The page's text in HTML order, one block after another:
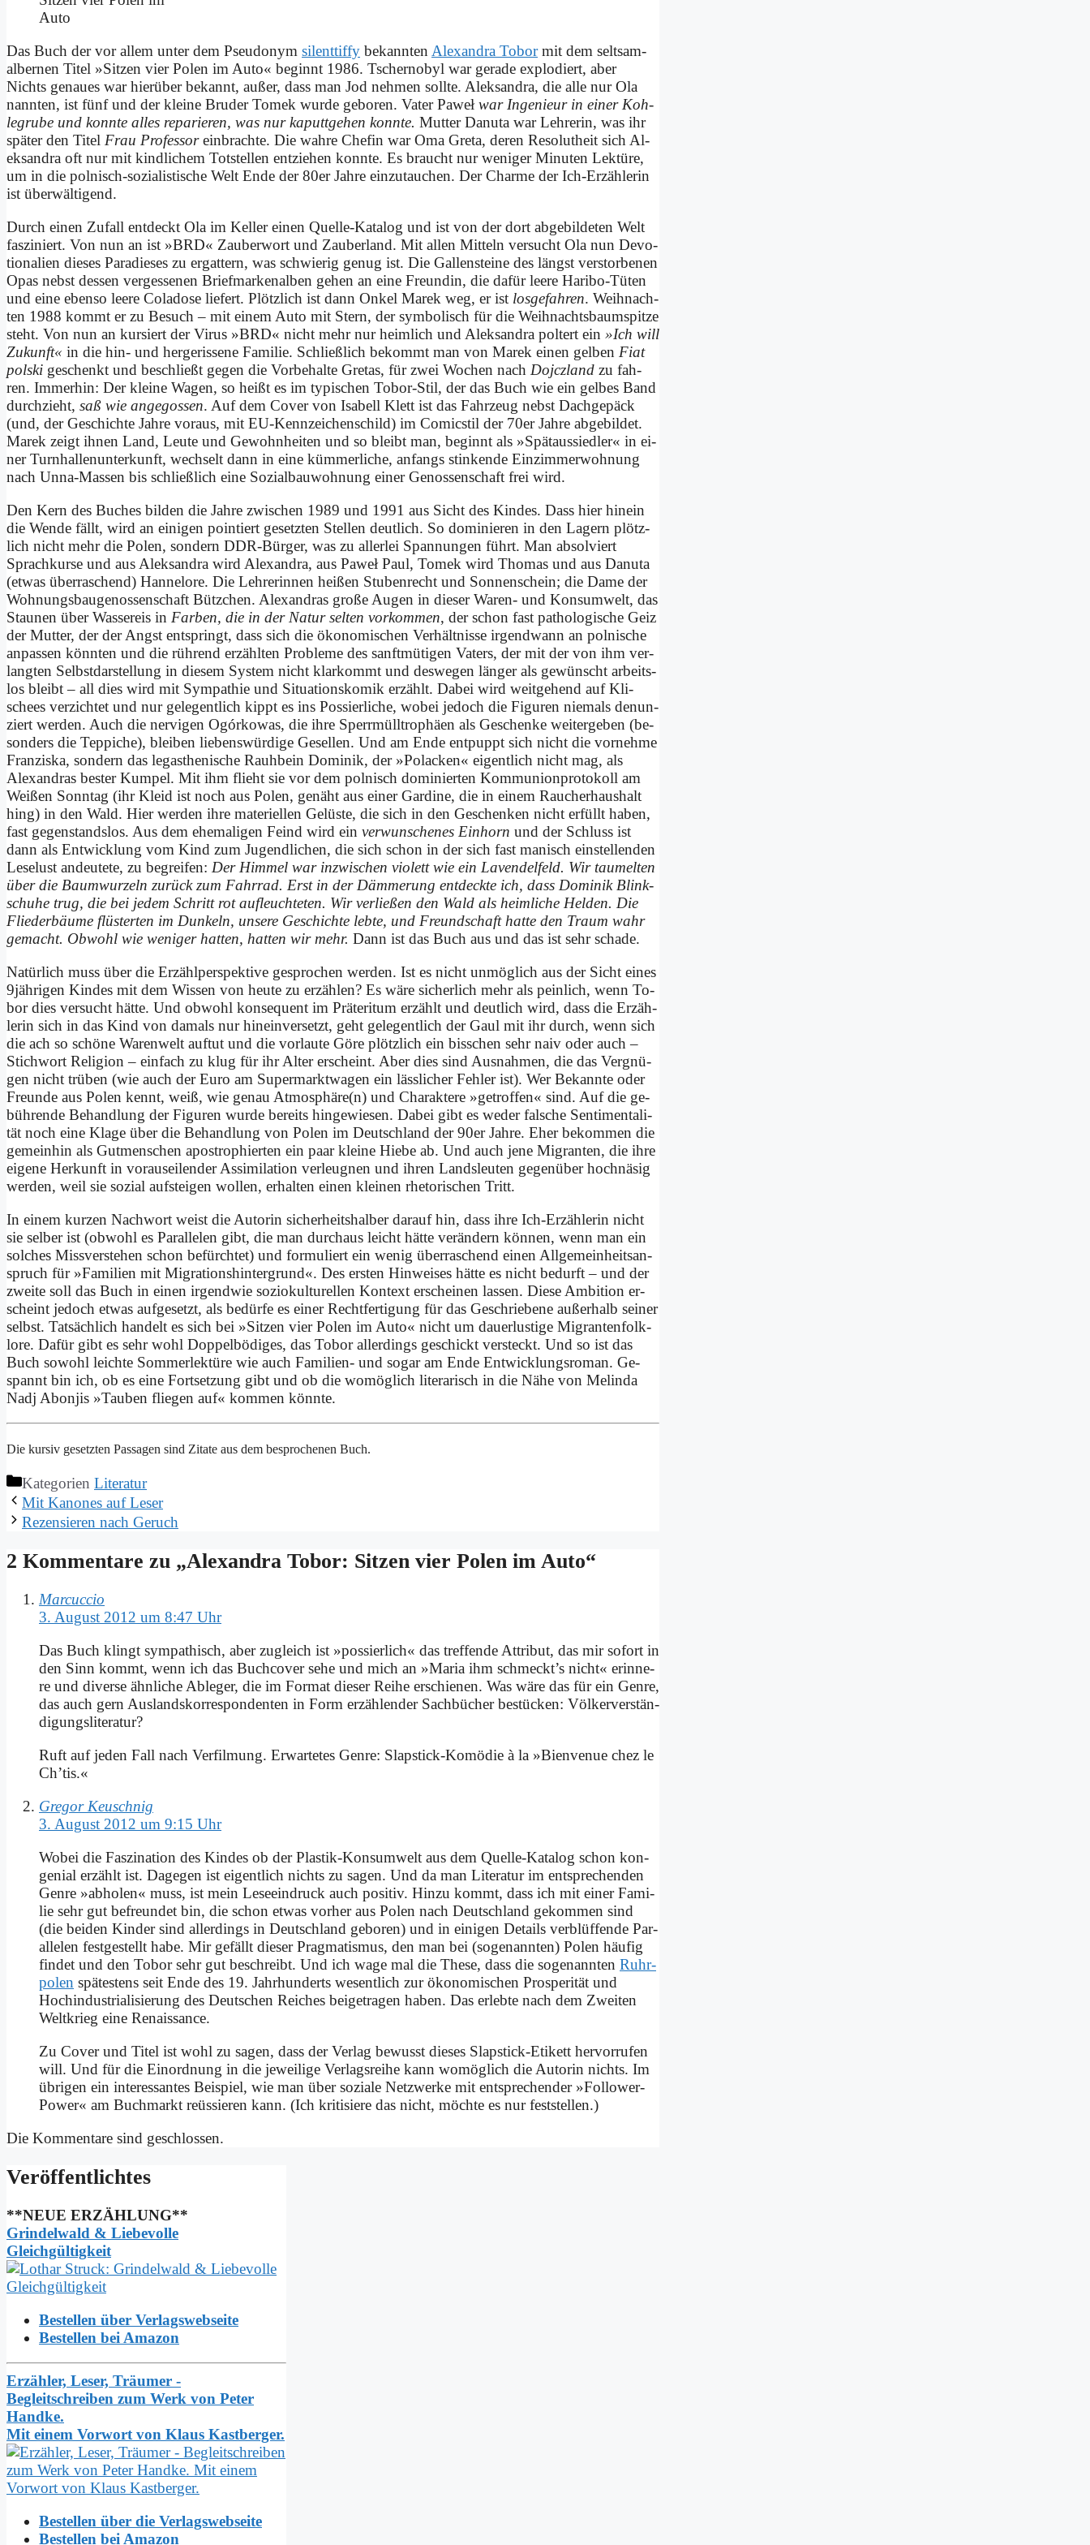
Au­to
Das Buch der vor al­lem un­ter dem Pseud­onym si­lent­tiffy be­kann­ten Alex­an­dra To­bormit dem selt­sam-
al­ber­nen Ti­tel »Sit­zen vier Po­len im Au­to« be­ginnt 1986. Tscher­no­byl war ge­ra­de ex­plo­diert, aber
Nichts ge­nau­es war hier­über be­kannt, au­ßer, dass man Jod neh­men soll­te. Al­eksan­dra, die al­le nur Ola
nann­ten, ist fünf und der klei­ne Bru­der To­mek wur­de ge­bo­ren. Va­ter Pa­wełwar In­ge­nieur in ei­ner Koh­
le­gru­be und konn­te al­les re­pa­rie­ren, was nur ka­putt­ge­hen konn­te. Mut­ter Da­nu­ta war Leh­re­rin, was ihr
spä­ter den Ti­tel Frau Pro­fes­sorein­brach­te. Die wah­re Che­fin war Oma Gre­ta, de­ren Re­so­lut­heit sich Al­
eksan­dra oft nur mit kind­li­chem Tot­stel­len ent­zie­hen konn­te. Es braucht nur we­ni­ger Mi­nu­ten Lek­tü­re,
um in die pol­nisch-so­zia­li­sti­sche Welt En­de der 80er Jah­re ein­zu­tau­chen. Der Charme der Ich-Er­zäh­le­rin
ist über­wäl­ti­gend.
Durch ei­nen Zu­fall ent­deckt Ola im Kel­ler ei­nen Quel­le-Ka­ta­log und ist von der dort ab­ge­bil­de­ten Welt
fas­zi­niert. Von nun an ist »BRD« Zau­ber­wort und Zau­ber­land. Mit al­len Mit­teln ver­sucht Ola nun De­vo­
tio­na­li­en die­ses Pa­ra­die­ses zu er­gat­tern, was schwie­rig ge­nug ist. Die Gal­len­stei­ne des längst ver­stor­be­nen
Opas nebst des­sen ver­ges­se­nen Brief­mar­ken­al­ben ge­hen an ei­ne Freun­din, die da­für lee­re Ha­ri­bo-Tü­ten
und ei­ne eben­so lee­re Co­la­do­se lie­fert. Plötz­lich ist dann On­kel Ma­rek weg, er ist los­ge­fah­ren. Weih­nach­
ten 1988 kommt er zu Be­such – mit ei­nem Au­to mit Stern, der sym­bo­lisch für die Weihnachts­baumspitze
steht. Von nun an kur­siert der Vi­rus »BRD« nicht mehr nur heim­lich und Al­eksan­dra pol­tert ein »Ich will
Zu­kunft« in die hin- und her­ge­ris­se­ne Fa­mi­lie. Schließ­lich be­kommt man von Ma­rek ei­nen gel­ben Fi­at
pol­ski ge­schenkt und be­schließt ge­gen die Vor­be­hal­te Gre­tas, für zwei Wo­chen nach Do­jcz­land zu fah­
ren. Im­mer­hin: Der klei­ne Wa­gen, so heißt es im ty­pi­schen To­bor-Stil, der das Buch wie ein gel­bes Band
durch­zieht, saß wie an­ge­gos­sen. Auf dem Co­ver von Isa­bell Klett ist das Fahr­zeug nebst Dach­ge­päck
(und, der Ge­schich­te Jah­re vor­aus, mit EU-Kenn­zei­chen­­schild) im Co­mic­stil der 70er Jah­re ab­ge­bil­det.
Ma­rek zeigt ih­nen Land, Leu­te und Ge­wohn­hei­ten und so bleibt man, be­ginnt als »Spät­aus­sied­ler« in ei­
ner Turn­hal­len­un­ter­kunft, wech­selt dann in ei­ne küm­mer­li­che, an­fangs stin­ken­de Ein­zim­mer­woh­nung
nach Un­na-Mas­sen bis schließ­lich ei­ne So­zi­al­bau­woh­nung ei­ner Ge­nos­sen­schaft frei wird.
Den Kern des Bu­ches bil­den die Jah­re zwi­schen 1989 und 1991 aus Sicht des Kin­des. Dass hier hin­ein
die Wen­de fällt, wird an ei­ni­gen poin­tiert ge­setz­ten Stel­len deut­lich. So do­mi­nie­ren in den La­gern plötz­
lich nicht mehr die Po­len, son­dern DDR-Bür­ger, was zu al­ler­lei Span­nun­gen führt. Man ab­sol­viert
Sprach­kur­se und aus Al­eksan­dra wird Alex­an­dra, aus Pa­weł Paul, To­mek wird Tho­mas und aus Da­nu­ta
(et­was über­ra­schend) Han­ne­lo­re. Die Leh­re­rin­nen hei­ßen Stu­ben­recht und Son­nen­schein; die Da­me der
Woh­nungs­bau­ge­nos­sen­schaft Bütz­chen. Alex­an­dras gro­ße Au­gen in die­ser Wa­ren- und Kon­sum­welt, das
Stau­nen über Was­ser­eis in Far­ben, die in der Na­tur sel­ten vor­kom­men, der schon fast pa­tho­lo­gi­sche Geiz
der Mut­ter, der der Angst ent­springt, dass sich die öko­no­mi­schen Ver­hält­nis­se ir­gend­wann an pol­ni­sche
an­pas­sen könn­ten und die rüh­rend er­zähl­ten Pro­ble­me des sanft­mü­ti­gen Va­ters, der mit der von ihm ver­
lang­ten Selbst­darstellung in die­sem Sy­stem nicht klar­kommt und des­we­gen län­ger als ge­wünscht ar­beits­
los bleibt – all dies wird mit Sym­pa­thie und Si­tua­ti­ons­ko­mik er­zählt. Da­bei wird weit­ge­hend auf Kli­
schees ver­zich­tet und nur ge­le­gent­lich kippt es ins Pos­sier­li­che, wo­bei je­doch die Fi­gu­ren nie­mals de­nun­
ziert wer­den. Auch die ner­vi­gen Ogór­ko­was, die ih­re Sperr­müll­tro­phä­en als Ge­schen­ke wei­ter­ge­ben (be­
son­ders die Tep­pi­che), blei­ben lie­bens­wür­di­ge Ge­sel­len. Und am En­de ent­puppt sich nicht die vor­neh­me
Fran­zis­ka, son­dern das leg­asthe­ni­sche Rauh­bein Do­mi­nik, der »Polacken« ei­gent­lich nicht mag, als
Alex­an­dras be­ster Kum­pel. Mit ihm flieht sie vor dem pol­nisch do­mi­nier­ten Kommunion­protokoll am
Wei­ßen Sonn­tag (ihr Kleid ist noch aus Po­len, ge­näht aus ei­ner Gar­di­ne, die in ei­nem Rau­cher­haus­halt
hing) in den Wald. Hier wer­den ih­re ma­te­ri­el­len Ge­lü­ste, die sich in den Ge­schen­ken nicht er­füllt ha­ben,
fast ge­gen­stands­los. Aus dem ehe­ma­li­gen Feind wird ein ver­wun­sche­nes Ein­horn und der Schluss ist
dann als Ent­wick­lung vom Kind zum Ju­gend­li­chen, die sich schon in der sich fast ma­nisch ein­stel­len­den
Le­se­lust an­deu­te­te, zu be­grei­fen: Der Him­mel war in­zwi­schen vio­lett wie ein La­ven­del­feld. Wir tau­mel­ten
über die Baum­wur­zeln zu­rück zum Fahr­rad. Erst in der Däm­me­rung ent­deck­te ich, dass Do­mi­nik Blink­
schu­he trug, die bei je­dem Schritt rot auf­leuch­te­ten. Wir ver­lie­ßen den Wald als heim­li­che Hel­den. Die
Flie­der­bäu­me flü­ster­ten im Dun­keln, un­se­re Ge­schich­te leb­te, und Freund­schaft hat­te den Traum wahr
ge­macht. Ob­wohl wie we­ni­ger hat­ten, hat­ten wir mehr. Dann ist das Buch aus und das ist sehr scha­de.
Na­tür­lich muss über die Er­zähl­per­spek­ti­ve ge­spro­chen wer­den. Ist es nicht un­mög­lich aus der Sicht ei­nes
9jährigen Kin­des mit dem Wis­sen von heu­te zu er­zäh­len? Es wä­re si­cher­lich mehr als pein­lich, wenn To­
bor dies ver­sucht hät­te. Und ob­wohl kon­se­quent im Prä­ter­itum er­zählt und deut­lich wird, dass die Er­zäh­
le­rin sich in das Kind von da­mals nur hinein­versetzt, geht ge­le­gent­lich der Gaul mit ihr durch, wenn sich
die ach so schö­ne Waren­welt auf­tut und die vor­lau­te Gö­re plötz­lich ein biss­chen sehr na­iv oder auch –
Stich­wort Re­li­gi­on – ein­fach zu klug für ihr Al­ter er­scheint. Aber dies sind Aus­nah­men, die das Ver­gnü­
gen nicht trü­ben (wie auch der Eu­ro am Su­per­markt­wa­gen ein läss­li­cher Feh­ler ist). Wer Be­kann­te oder
Freun­de aus Po­len kennt, weiß, wie ge­nau Atmosphäre(n) und Cha­rak­te­re »ge­trof­fen« sind. Auf die ge­
büh­ren­de Be­hand­lung der Fi­gu­ren wur­de be­reits hin­ge­wie­sen. Da­bei gibt es we­der fal­sche Sen­ti­men­ta­li­
tät noch ei­ne Kla­ge über die Be­hand­lung von Po­len im Deutsch­land der 90er Jah­re. Eher be­kom­men die
ge­mein­hin als Gut­men­schen apo­stro­phier­ten ein paar klei­ne Hie­be ab. Und auch je­ne Mi­gran­ten, die ih­re
ei­ge­ne Her­kunft in vor­aus­ei­len­der As­si­mi­la­ti­on ver­leug­nen und ih­ren Lands­leu­ten ge­gen­über hoch­nä­sig
wer­den, weil sie so­zi­al auf­stei­gen wol­len, er­hal­ten ei­nen klei­nen rhe­to­ri­schen Tritt.
In ei­nem kur­zen Nach­wort weist die Au­torin si­cher­heits­hal­ber dar­auf hin, dass ih­re Ich-Er­zäh­le­rin nicht
sie sel­ber ist (ob­wohl es Par­al­le­len gibt, die man durch­aus leicht hät­te ver­än­dern kön­nen, wenn man ein
sol­ches Miss­ver­ste­hen schon be­fürch­tet) und for­mu­liert ein we­nig über­ra­schend ei­nen All­ge­mein­heits­an­
spruch für »Fa­mi­li­en mit Migrationshinter­grund«. Des er­sten Hin­wei­ses hät­te es nicht be­durft – und der
zwei­te soll das Buch in ei­nen ir­gend­wie so­zio­kul­tu­rel­len Kon­text er­schei­nen las­sen. Die­se Am­bi­ti­on er­
scheint je­doch et­was auf­ge­setzt, als be­dür­fe es ei­ner Recht­fer­ti­gung für das Ge­schrie­be­ne au­ßer­halb sei­ner
selbst. Tat­säch­lich han­delt es sich bei »Sit­zen vier Po­len im Au­to« nicht um dau­er­lu­sti­ge Mi­gran­ten­folk­
lo­re. Da­für gibt es sehr wohl Dop­pel­bö­di­ges, das To­bor al­ler­dings ge­schickt ver­steckt. Und so ist das
Buch so­wohl leich­te Som­mer­lek­tü­re wie auch Fa­mi­li­en- und so­gar am En­de Ent­wick­lungs­ro­man. Ge­
spannt bin ich, ob es ei­ne Fort­set­zung gibt und ob die wo­mög­lich li­te­ra­risch in die Nä­he von Me­lin­da
Nadj Abon­jis »Tau­ben flie­gen auf« kom­men könn­te.
Die kur­siv ge­setz­ten Pas­sa­gen sind Zi­ta­te aus dem be­spro­che­nen Buch.
Kategorien Literatur
Mit Ka­no­nes auf Le­ser
Re­zen­sie­ren nach Ge­ruch
2 Kommentare zu „Alex­an­dra To­bor: Sit­zen vier Po­len im Au­to“
Marcuccio
3. August 2012 um 8:47 Uhr
Das Buch klingt sym­pa­thisch, aber zu­gleich ist »pos­sier­lich« das tref­fen­de At­tri­but, das mir so­fort in
den Sinn kommt, wenn ich das Buch­co­ver se­he und mich an »Ma­ria ihm schmeckt’s nicht« er­in­ne­
re und di­ver­se ähn­li­che Ab­le­ger, die im For­mat die­ser Rei­he er­schie­nen. Was wä­re das für ein Gen­re,
das auch gern Aus­lands­kor­re­spon­den­ten in Form er­zäh­len­der Sach­bü­cher be­stücken: Völ­ker­ver­stän­
di­gungs­li­te­ra­tur?
Ruft auf je­den Fall nach Ver­fil­mung. Er­war­te­tes Gen­re: Slap­stick-Ko­mö­die à la »Bien­ve­nue chez le
Ch’tis.«
Gregor Keuschnig
3. August 2012 um 9:15 Uhr
Wo­bei die Fas­zi­na­ti­on des Kin­des ob der Pla­stik-Kon­sum­welt aus dem Quel­le-Ka­ta­log schon kon­
ge­ni­al er­zählt ist. Da­ge­gen ist ei­gent­lich nichts zu sa­gen. Und da man Li­te­ra­tur im ent­spre­chen­den
Gen­re »ab­ho­len« muss, ist mein Le­se­ein­druck auch po­si­tiv. Hin­zu kommt, dass ich mit ei­ner Fa­mi­
lie sehr gut be­freun­det bin, die schon et­was vor­her aus Po­len nach Deutsch­land ge­kom­men sind
(die bei­den Kin­der sind al­ler­dings in Deutsch­land ge­bo­ren) und in ei­ni­gen De­tails ver­blüf­fen­de Par­
al­le­len fest­ge­stellt ha­be. Mir ge­fällt die­ser Prag­ma­tis­mus, den man bei (so­ge­nann­ten) Po­len häu­fig
fin­det und den To­bor sehr gut be­schreibt. Und ich wa­ge mal die The­se, dass die so­ge­nann­ten Ruhr­
po­len spä­te­stens seit En­de des 19. Jahr­hun­derts we­sent­lich zur öko­no­mi­schen Pro­spe­ri­tät und
Hoch­in­du­stria­li­sie­rung des Deut­schen Rei­ches bei­getra­gen ha­ben. Das er­leb­te nach dem Zwei­ten
Welt­krieg ei­ne Re­nais­sance.
Zu Co­ver und Ti­tel ist wohl zu sa­gen, dass der Ver­lag be­wusst die­ses Slap­stick-Eti­kett her­vor­ru­fen
will. Und für die Ein­ord­nung in die je­wei­li­ge Ver­lags­rei­he kann wo­mög­lich die Au­torin nichts. Im
üb­ri­gen ein in­ter­es­san­tes Bei­spiel, wie man über so­zia­le Netz­wer­ke mit ent­spre­chen­der »Fol­lower-
Power« am Buch­markt re­üs­sie­ren kann. (Ich kri­ti­sie­re das nicht, möch­te es nur fest­stel­len.)
Die Kommentare sind geschlossen.
Ver­öf­fent­lich­tes
**NEUE ERZÄHLUNG**
Grindelwald & Liebevolle
Gleichgültigkeit
Bestellen über Verlagswebseite
Bestellen bei Amazon
Erzähler, Leser, Träumer -
Begleitschreiben zum Werk von Peter
Handke.
Mit einem Vorwort von Klaus Kastberger.
Bestellen über die Verlagswebseite
Bestellen bei Amazon